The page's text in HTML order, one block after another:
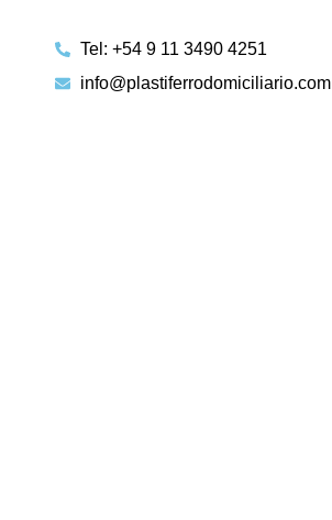
Tel: +54 9 11 3490 4251
info@plastiferrodomiciliario.com